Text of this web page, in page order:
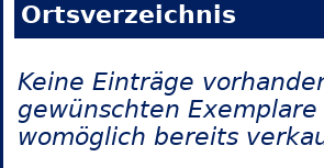
Ortsverzeichnis
Keine Einträge
gewünschten
womöglich bereits